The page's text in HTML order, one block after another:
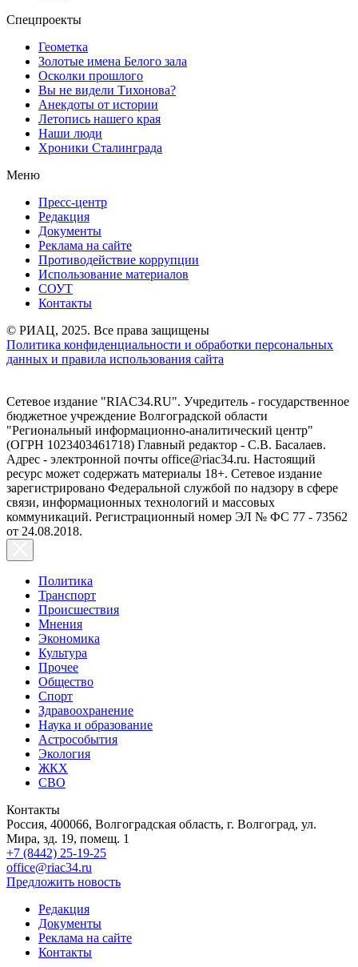
Спецпроекты
Геометка
Золотые имена Белого зала
Осколки прошлого
Вы не видели Тихонова?
Анекдоты от истории
Летопись нашего края
Наши люди
Хроники Сталинграда
Меню
Пресс-центр
Редакция
Документы
Реклама на сайте
Противодействие коррупции
Использование материалов
СОУТ
Контакты
© РИАЦ, 2025. Все права защищены
Политика конфиденциальности и обработки персональных
данных и правила использования сайта
Сетевое издание "RIAC34.RU". Учредитель - государственное
бюджетное учреждение Волгоградской области
"Региональный информационно-аналитический центр"
(ОГРН 1023403461718) Главный редактор - С.В. Басалаев.
Адрес - электронной почты office@riac34.ru. Настоящий
ресурс может содержать материалы 18+. Сетевое издание
зарегистрировано Федеральной службой по надзору в сфере
связи, информационных технологий и массовых
коммуникаций. Регистрационный номер ЭЛ № ФС 77 - 73562
от 24.08.2018.
Политика
Транспорт
Происшествия
Мнения
Экономика
Культура
Прочее
Общество
Спорт
Здравоохранение
Наука и образование
Астрособытия
Экология
ЖКХ
СВО
Контакты
Россия, 400066, Волгоградская область, г. Волгоград, ул.
Мира, зд. 19, помещ. 1
+7 (8442) 25-19-25
office@riac34.ru
Предложить новость
Редакция
Документы
Реклама на сайте
Контакты